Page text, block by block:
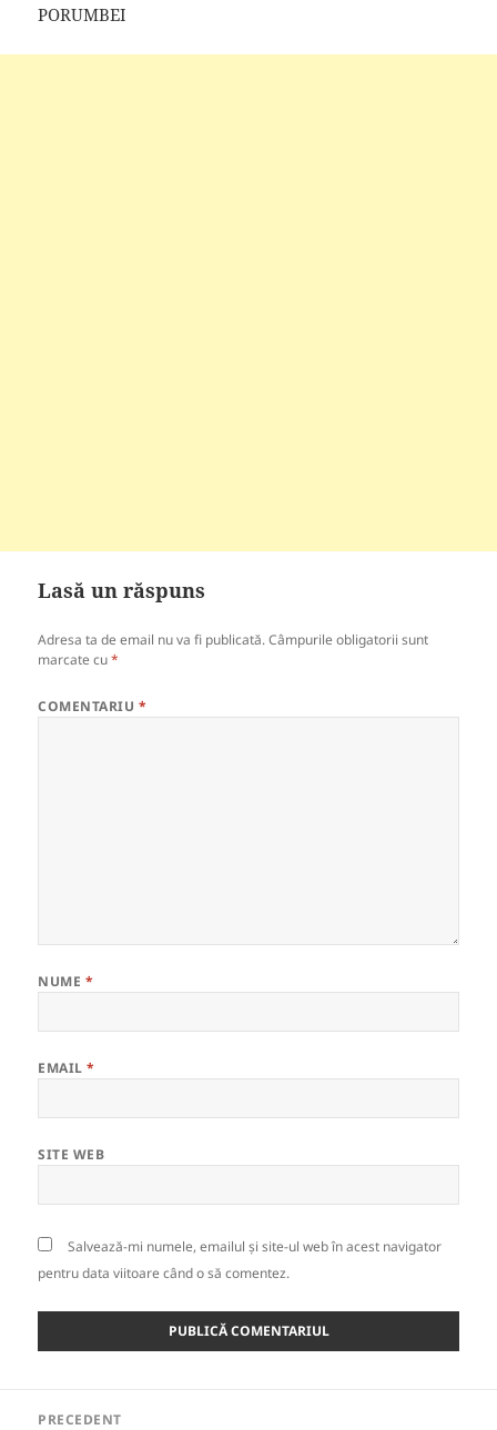
PORUMBEI
Lasă un răspuns
Adresa ta de email nu va fi publicată. Câmpurile obligatorii sunt
marcate cu*
COMENTARIU *
NUME *
EMAIL*
SITE WEB
Salvează-mi numele, emailul și site-ul web în acest navigator
pentru data viitoare când o să comentez.
PRECEDENT